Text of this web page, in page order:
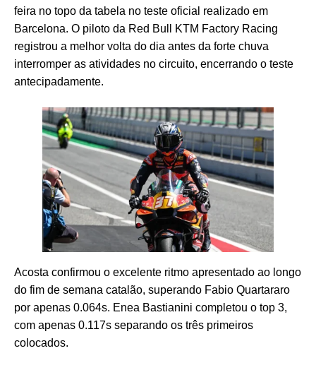
feira no topo da tabela no teste oficial realizado em
Barcelona. O piloto da Red Bull KTM Factory Racing
registrou a melhor volta do dia antes da forte chuva
interromper as atividades no circuito, encerrando o teste
antecipadamente.
Acosta confirmou o excelente ritmo apresentado ao longo
do fim de semana catalão, superando Fabio Quartararo
por apenas 0.064s. Enea Bastianini completou o top 3,
com apenas 0.117s separando os três primeiros
colocados.